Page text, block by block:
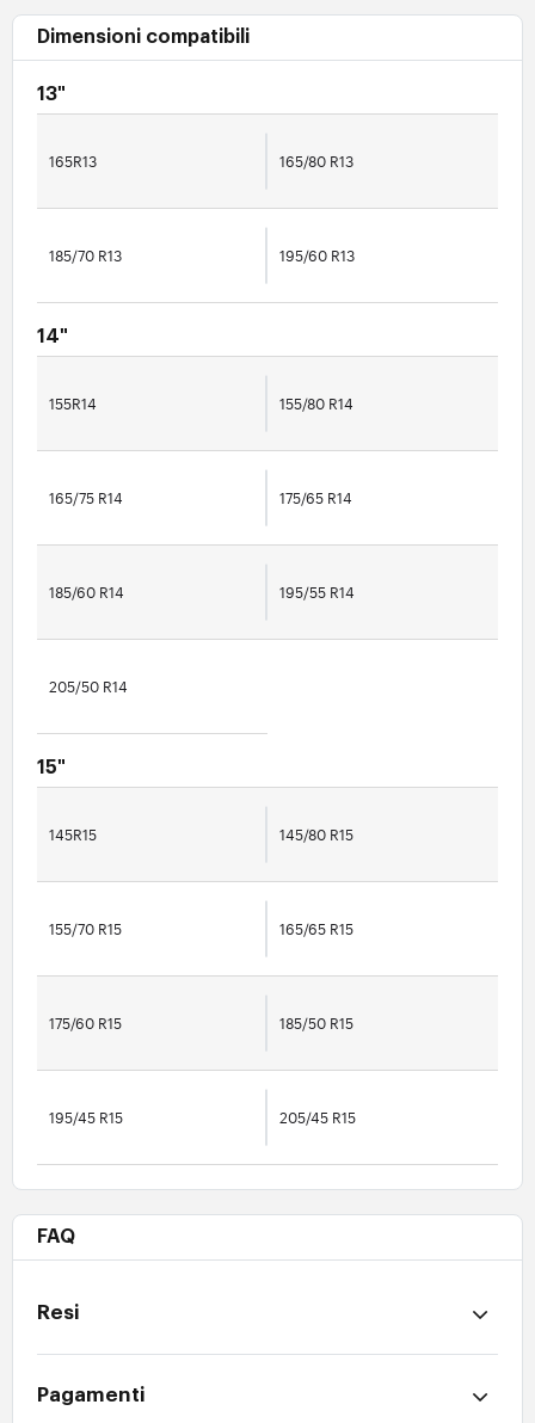
Dimensioni compatibili
13"
165R13 165/80 R13
185/70 R13 195/60 R13
14"
155R14 155/80 R14
165/75 R14 175/65 R14
185/60 R14 195/55 R14
205/50 R14
15"
145R15 145/80 R15
155/70 R15 165/65 R15
175/60 R15 185/50 R15
195/45 R15 205/45 R15
FAQ
Resi
Pagamenti